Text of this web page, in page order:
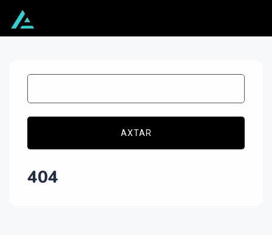
AXTAR
404